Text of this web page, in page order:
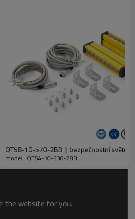
QT58-10-570-2BB｜bezpečnostní
model : QT54-10-530-2BB
the website for you.